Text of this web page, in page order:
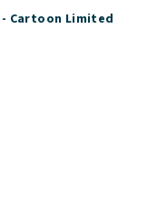
Cartoon Limited